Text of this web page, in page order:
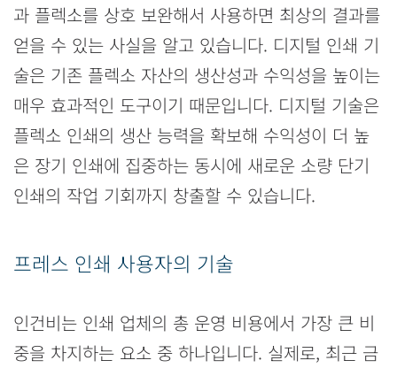
과 플렉소를 상호 보완해서 사용하면 최상의 결과를
얻을 수 있는 사실을 알고 있습니다. 디지털 인쇄 기
술은 기존 플렉소 자산의 생산성과 수익성을 높이는
매우 효과적인 도구이기 때문입니다. 디지털 기술은
플렉소 인쇄의 생산 능력을 확보해 수익성이 더 높
은 장기 인쇄에 집중하는 동시에 새로운 소량 단기
인쇄의 작업 기회까지 창출할 수 있습니다.
프레스 인쇄 사용자의 기술
인건비는 인쇄 업체의 총 운영 비용에서 가장 큰 비
중을 차지하는 요소 중 하나입니다. 실제로, 최근 금